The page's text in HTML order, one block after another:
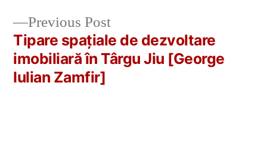
Previous PostPrevious
post:
Tipare spațiale de dezvoltare
imobiliară în Târgu Jiu [George
Iulian Zamfir]